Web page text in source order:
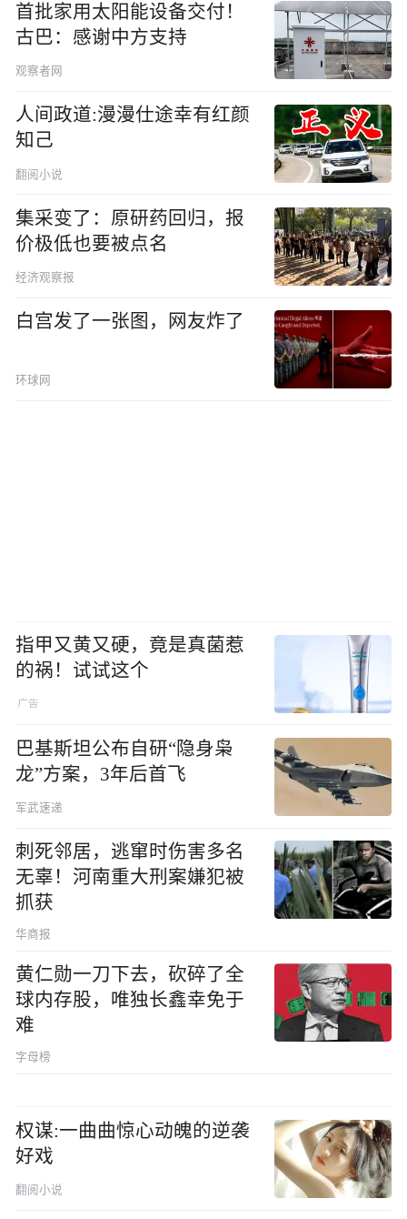
首批家用太阳能设备交付！
古巴：感谢中方支持
观察者网
人间政道:漫漫仕途幸有红颜
知己
翻阅小说
集采变了：原研药回归，报
价极低也要被点名
经济观察报
白宫发了一张图，网友炸了
环球网
指甲又黄又硬，竟是真菌惹
的祸！试试这个
巴基斯坦公布自研“隐身枭
龙”方案，3年后首飞
军武速递
刺死邻居，逃窜时伤害多名
无辜！河南重大刑案嫌犯被
抓获
华商报
黄仁勋一刀下去，砍碎了全
球内存股，唯独长鑫幸免于
难
字母榜
权谋:一曲曲惊心动魄的逆袭
好戏
翻阅小说